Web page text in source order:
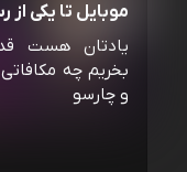
موبایل تا یکی
یادتان هست
بخریم چه
و چارسو